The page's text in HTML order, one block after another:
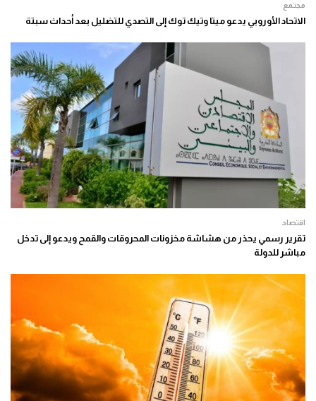
مجتمع
الاتحاد الأوروبي يدعو ميتا وتيك توك إلى التصدي للتضليل بعد أحداث سبتة
اقتصاد
تقرير رسمي يحذر من هشاشة مخزونات المحروقات والقمح ويدعو إلى تدخل
مباشر للدولة